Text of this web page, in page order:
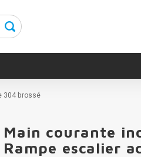
304 brossé
Main courante
Rampe escalier